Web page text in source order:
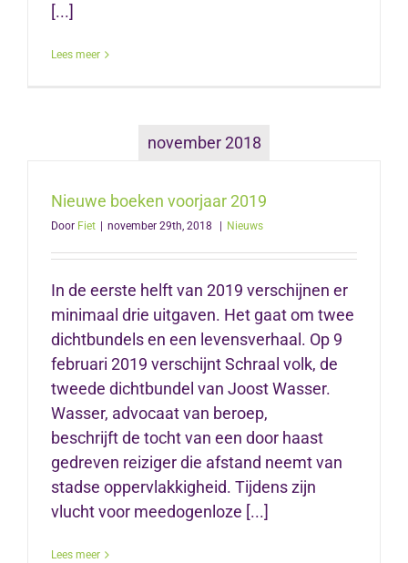
[...]
Lees meer
november 2018
Nieuwe boeken voorjaar 2019
Door Fiet november 29th, 2018 Nieuws
In de eerste helft van 2019 verschijnen er
minimaal drie uitgaven. Het gaat om twee
dichtbundels en een levensverhaal. Op 9
februari 2019 verschijnt Schraal volk, de
tweede dichtbundel van Joost Wasser.
Wasser, advocaat van beroep,
beschrijft de tocht van een door haast
gedreven reiziger die afstand neemt van
stadse oppervlakkigheid. Tijdens zijn
vlucht voor meedogenloze [...]
Lees meer